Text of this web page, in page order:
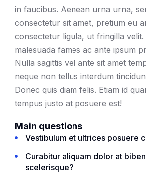
in faucibus. Aenean urna urna,
consectetur sit amet, pretium eu
consectetur ligula, ut fringilla
malesuada fames ac ante ipsum
Nulla sagittis vel ante sit amet
neque non tellus interdum
Donec quis diam felis. Etiam id
tempus justo at posuere est!
Main questions
Vestibulum et ultrices posuere
Curabitur aliquam dolor at
scelerisque?